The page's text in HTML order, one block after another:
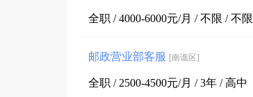
全职 / 4000-6000元/月 / 不限 / 不限
邮政营业部客服 [南谯区]
全职 / 2500-4500元/月 / 3年 / 高中